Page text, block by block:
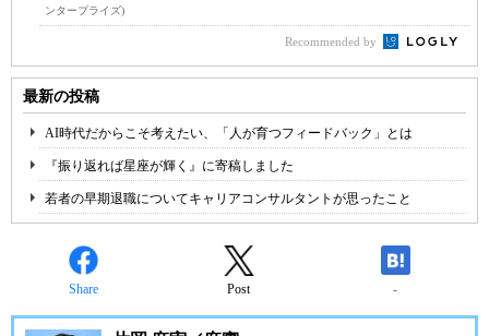
ンタープライズ)
Recommended by
最新の投稿
AI時代だからこそ考えたい、「人が育つフィードバック」とは
『振り返れば星座が輝く』に寄稿しました
若者の早期退職についてキャリアコンサルタントが思ったこと
Share Post -